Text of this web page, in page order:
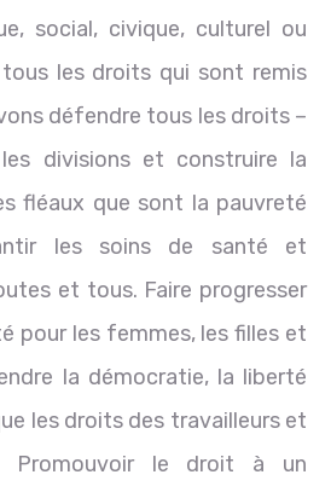
social, civique, culturel ou
les droits qui sont remis
défendre tous les droits –
divisions et construire la
fléaux que sont la pauvreté
les soins de santé et
et tous. Faire progresser
pour les femmes, les filles et
la démocratie, la liberté
les droits des travailleurs et
Promouvoir le droit à un